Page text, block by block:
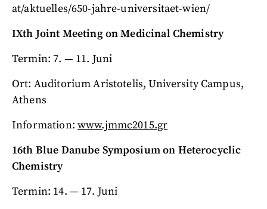
at/aktuelles/650-jahre-universitaet-wien/
IXth Joint Meeting on Medicinal Chemistry
Termin: 7. — 11. Juni
Ort: Auditorium Aristotelis, University Campus,
Athens
Information: www.jmmc2015.gr
16th Blue Danube Symposium on Heterocyclic
Chemistry
Termin: 14. — 17. Juni